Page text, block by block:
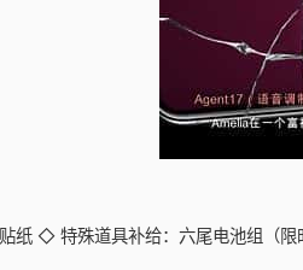
纸 ◇ 特殊道具补给：六尾电池组（限